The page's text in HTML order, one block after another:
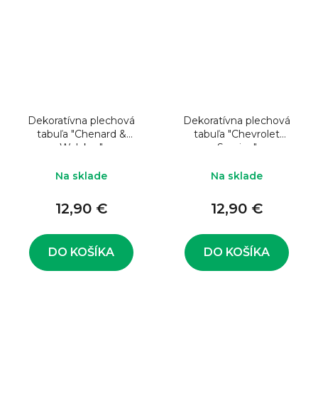
Dekoratívna plechová
tabuľa "Chenard &
Walcker"
Na sklade
12,90 €
DO KOŠÍKA
Dekoratívna plechová
tabuľa "Chevrolet
Service"
Na sklade
12,90 €
DO KOŠÍKA